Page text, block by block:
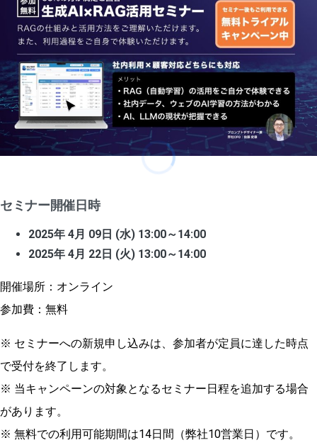
セミナー開催日時
2025年 4月 09日 (水) 13:00～14:00
2025年 4月 22日 (火) 13:00～14:00
開催場所：オンライン
参加費：無料
※ セミナーへの新規申し込みは、参加者が定員に達した時点
で受付を終了します。
※ 当キャンペーンの対象となるセミナー日程を追加する場合
があります。
※ 無料での利用可能期間は14日間（弊社10営業日）です。